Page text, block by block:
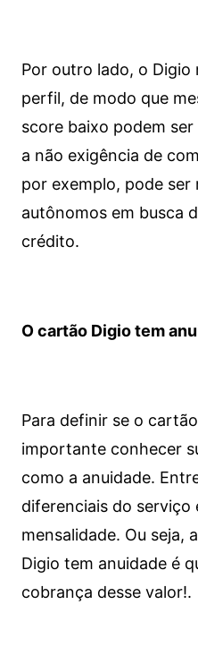
Por outro lado, o Digio
perfil, de modo que
score baixo podem
a não exigência de
por exemplo, pode
autônomos em busca
crédito.
O cartão Digio tem
Para definir se o
importante conhecer
como a anuidade.
diferenciais do serviço
mensalidade. Ou seja,
Digio tem anuidade é
cobrança desse valor!.